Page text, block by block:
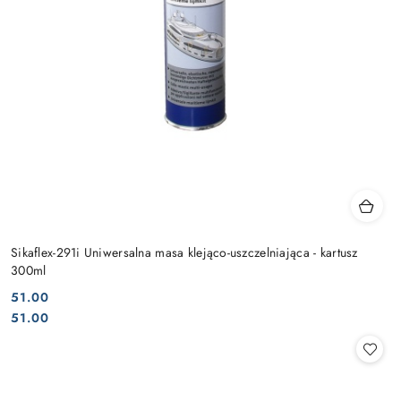
Sikaflex-291i Uniwersalna masa klejąco-uszczelniająca - kartusz
300ml
Cena:
51.00
Cena:
51.00